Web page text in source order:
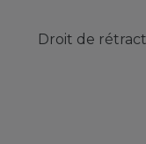
Droit de